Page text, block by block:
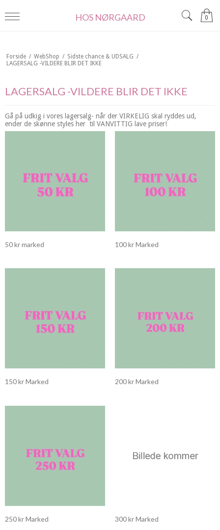
HOS NØRGAARD 0
Forside / WebShop / Sidste chance & UDSALG /
LAGERSALG -VILDERE BLIR DET IKKE
LAGERSALG -VILDERE BLIR DET IKKE
Gå på udkig i vores lagersalg- når der VIRKELIG skal ryddes ud,
ender de skønne styles her til VANVITTIG lave priser!
50 kr marked 100 kr Marked
150 kr Marked 200 kr Marked
250 kr Marked 300 kr Marked